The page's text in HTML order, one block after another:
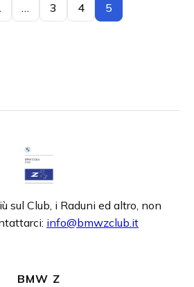
… 3 4 5
sul Club, i Raduni ed altro, non
info@bmwzclub.it
BMW Z